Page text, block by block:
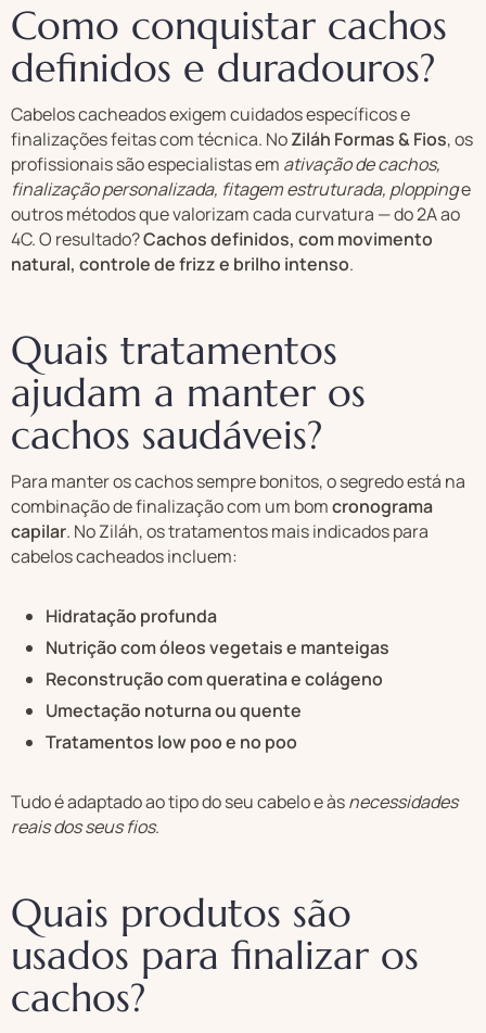
Como conquistar cachos
definidos e duradouros?
Cabelos cacheados exigem cuidados específicos e
finalizações feitas com técnica. NoZiláh Formas & Fios, os
profissionais são especialistas em ativação de cachos,
finalização personalizada, fitagem estruturada, ploppinge
outros métodos que valorizam cada curvatura — do 2A ao
4C. O resultado?Cachos definidos, com movimento
natural, controle de frizz e brilho intenso.
Quais tratamentos
ajudam a manter os
cachos saudáveis?
Para manter os cachos sempre bonitos, o segredo está na
combinação de finalização com um bomcronograma
capilar. No Ziláh, os tratamentos mais indicados para
cabelos cacheados incluem:
Hidratação profunda
Nutrição com óleos vegetais e manteigas
Reconstrução com queratina e colágeno
Umectação noturna ou quente
Tratamentos low poo e no poo
Tudo é adaptado ao tipo do seu cabelo e àsnecessidades
reais dos seus fios.
Quais produtos são
usados para finalizar os
cachos?